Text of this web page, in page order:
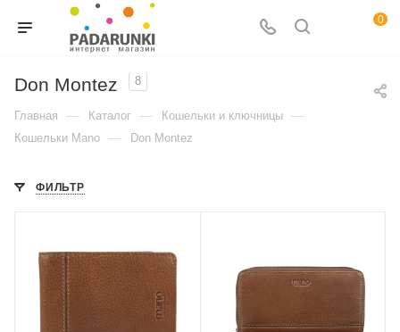
0
Don Montez 8
Главная — Каталог — Кошельки и ключницы —
Кошельки Mano — Don Montez
ФИЛЬТР